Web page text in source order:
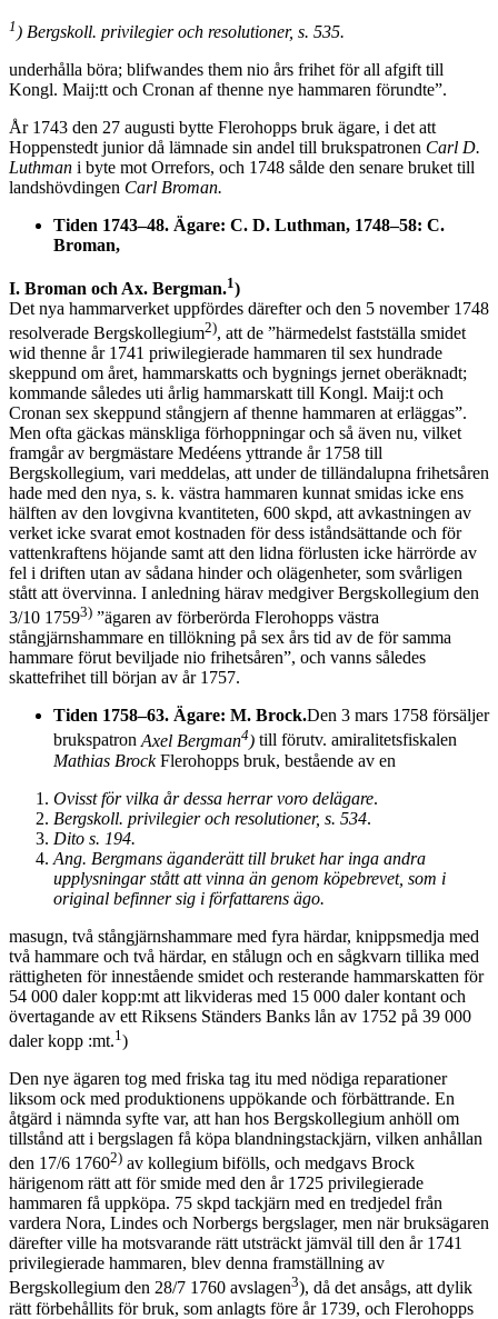
1 ) Bergskoll. privilegier och resolutioner, s. 535.
underhålla böra; blifwandes them nio års frihet för all afgift till
Kongl. Maij:tt och Cronan af thenne nye hammaren förundte”.
År 1743 den 27 augusti bytte Flerohopps bruk ägare, i det att
Hoppenstedt junior då lämnade sin andel till brukspatronen Carl D.
Luthman i byte mot Orrefors, och 1748 sålde den senare bruket till
landshövdingen Carl Broman.
Tiden 1743–48. Ägare: C. D. Luthman, 1748–58: C.
Broman,
I. Broman och Ax. Bergman.1)
Det nya hammarverket uppfördes därefter och den 5 november 1748
resolverade Bergskollegium2), att de ”härmedelst fastställa smidet
wid thenne år 1741 priwilegierade hammaren til sex hundrade
skeppund om året, hammarskatts och bygnings jernet oberäknadt;
kommande således uti årlig hammarskatt till Kongl. Maij:t och
Cronan sex skeppund stångjern af thenne hammaren at erläggas”.
Men ofta gäckas mänskliga förhoppningar och så även nu, vilket
framgår av bergmästare Medéens yttrande år 1758 till
Bergskollegium, vari meddelas, att under de tilländalupna frihetsåren
hade med den nya, s. k. västra hammaren kunnat smidas icke ens
hälften av den lovgivna kvantiteten, 600 skpd, att avkastningen av
verket icke svarat emot kostnaden för dess iståndsättande och för
vattenkraftens höjande samt att den lidna förlusten icke härrörde av
fel i driften utan av sådana hinder och olägenheter, som svårligen
stått att övervinna. I anledning härav medgiver Bergskollegium den
3/10 17593) ”ägaren av förberörda Flerohopps västra
stångjärnshammare en tillökning på sex års tid av de för samma
hammare förut beviljade nio frihetsåren”, och vanns således
skattefrihet till början av år 1757.
Tiden 1758–63. Ägare: M. Brock.Den 3 mars 1758 försäljer
brukspatron Axel Bergman4) till förutv. amiralitetsfiskalen
Mathias BrockFlerohopps bruk, bestående av en
Ovisst för vilka år dessa herrar voro delägare.
Bergskoll. privilegier och resolutioner, s. 534.
Dito s. 194.
Ang. Bergmans äganderätt till bruket har inga andra
upplysningar stått att vinna än genom köpebrevet, som i
original befinner sig i författarens ägo.
masugn, två stångjärnshammare med fyra härdar, knippsmedja med
två hammare och två härdar, en stålugn och en sågkvarn tillika med
rättigheten för innestående smidet och resterande hammarskatten för
54 000 daler kopp:mt att likvideras med 15 000 daler kontant och
över­tagande av ett Riksens Ständers Banks lån av 1752 på 39 000
daler kopp :mt.1 )
Den nye ägaren tog med friska tag itu med nödiga reparationer
liksom ock med produktionens uppökande och förbättrande. En
åtgärd i nämnda syfte var, att han hos Bergskollegium anhöll om
tillstånd att i bergslagen få köpa blandningstackjärn, vilken anhållan
den 17/6 17602) av kollegium bifölls, och medgavs Brock
härigenom rätt att för smide med den år 1725 privilegierade
hammaren få uppköpa. 75 skpd tackjärn med en tredjedel från
vardera Nora, Lindes och Norbergs bergslager, men när bruksägaren
därefter ville ha motsvarande rätt utsträckt jämväl till den år 1741
privilegierade hammaren, blev denna framställning av
Bergskollegium den 28/7 1760 avslagen3), då det ansågs, att dylik
rätt förbehållits för bruk, som anlagts före år 1739, och Flerohopps